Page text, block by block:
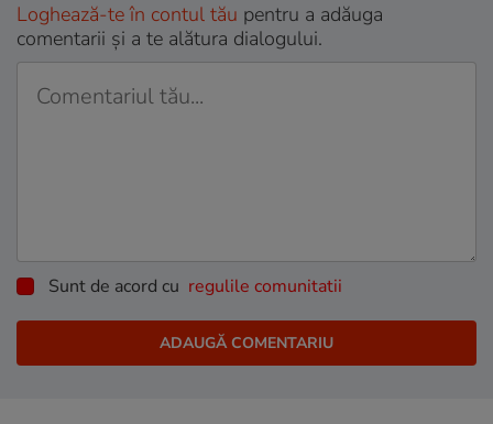
Loghează-te în contul tău pentru a adăuga
comentarii și a te alătura dialogului.
Sunt de acord cu regulile comunitatii